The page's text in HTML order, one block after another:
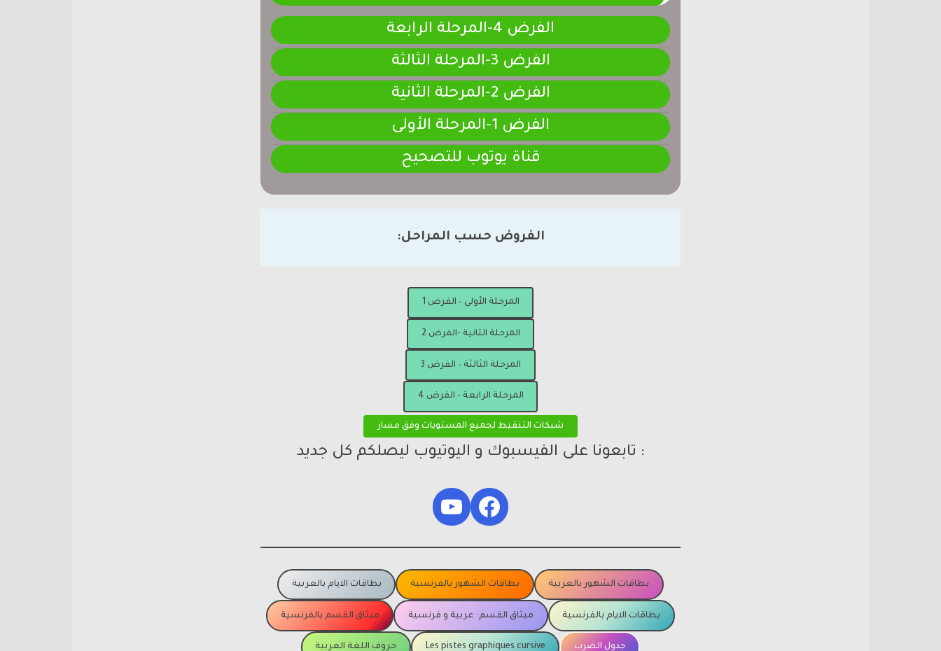
الفرض 4-المرحلة الرابعة
الفرض 3-المرحلة الثالثة
الفرض 2-المرحلة الثانية
الفرض 1-المرحلة الأولى
قناة يوتوب للتصحيح
: تابعونا على الفيسبوك و اليوتيوب ليصلكم كل جديد
Facebook
YouTube
بطاقات الايام بالفرنسية ميثاق القسم: عربية و فرنسية ميثاق القسم بالفرنسية
Les pistes graphiques cursive حروف اللغة العربية